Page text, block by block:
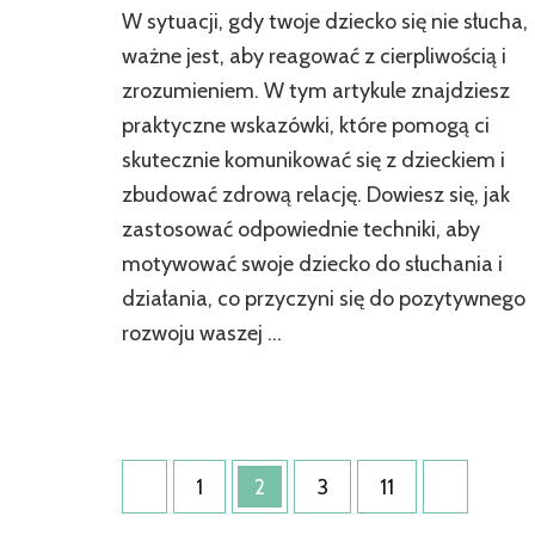
W sytuacji, gdy twoje dziecko się nie słucha,
ważne jest, aby reagować z cierpliwością i
zrozumieniem. W tym artykule znajdziesz
praktyczne wskazówki, które pomogą ci
skutecznie komunikować się z dzieckiem i
zbudować zdrową relację. Dowiesz się, jak
zastosować odpowiednie techniki, aby
motywować swoje dziecko do słuchania i
działania, co przyczyni się do pozytywnego
rozwoju waszej …
Stronicowanie
wpisów
Strona
1 Strona
2 Strona
3 Strona
11